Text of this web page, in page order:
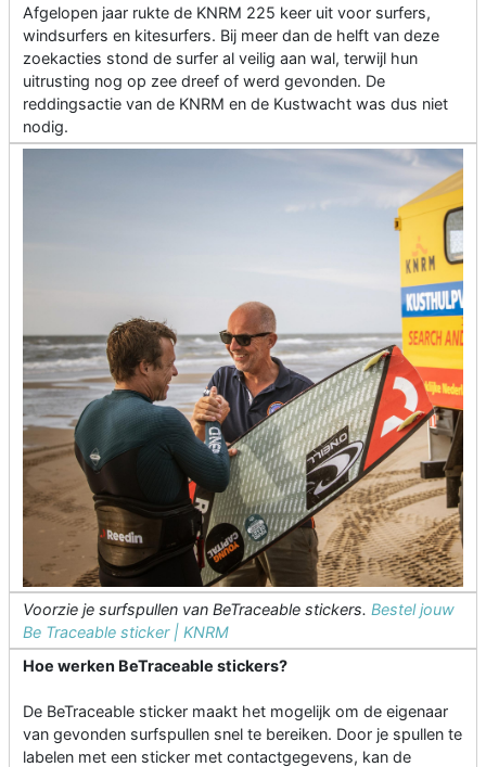
Afgelopen jaar rukte de KNRM 225 keer uit voor surfers,
windsurfers en kitesurfers. Bij meer dan de helft van deze
zoekacties stond de surfer al veilig aan wal, terwijl hun
uitrusting nog op zee dreef of werd gevonden. De
reddingsactie van de KNRM en de Kustwacht was dus niet
nodig.
Voorzie je surfspullen van BeTraceable stickers. Bestel jouw
Be Traceable sticker | KNRM
Hoe werken BeTraceable stickers?
De BeTraceable sticker maakt het mogelijk om de eigenaar
van gevonden surfspullen snel te bereiken. Door je spullen te
labelen met een sticker met contactgegevens, kan de